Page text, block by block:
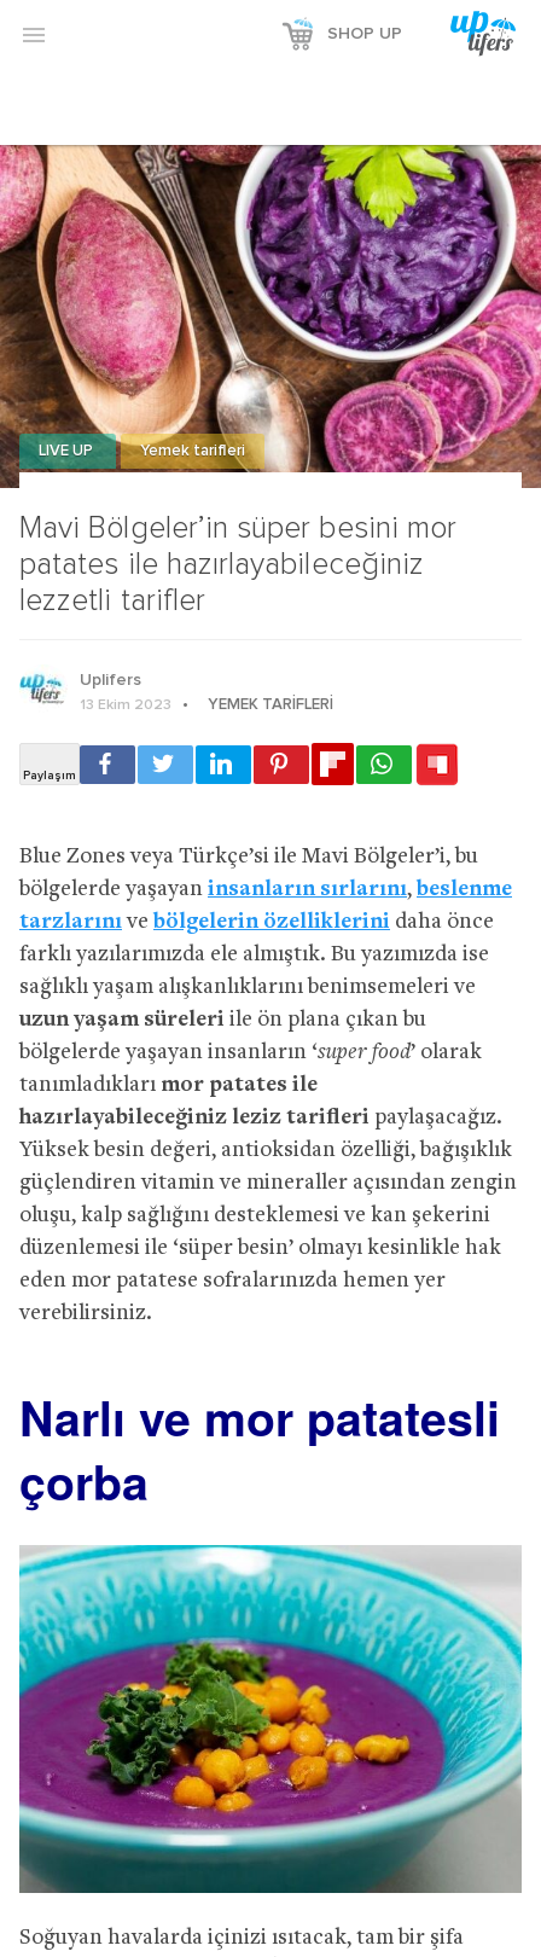
 SHOP UP
Mavi Bölgeler’in süper besini mor
patates ile hazırlayabileceğiniz
lezzetli tarifler
LIVE UP Yemek tarifleri
Uplifers
13 Ekim 2023 YEMEK TARIFLERI
Blue Zones veya Türkçe’si ile Mavi Bölgeler’i, bu
bölgelerde yaşayan insanların sırlarını, beslenme
tarzlarınıve bölgelerin özelliklerini daha önce
farklı yazılarımızda ele almıştık. Bu yazımızda ise
sağlıklı yaşam alışkanlıklarını benimsemeleri ve
uzun yaşam süreleri ile ön plana çıkan bu
bölgelerde yaşayan insanların ‘super food’ olarak
tanımladıkları mor patates ile
hazırlayabileceğiniz leziz tarifleri paylaşacağız.
Yüksek besin değeri, antioksidan özelliği, bağışıklık
güçlendiren vitamin ve mineraller açısından zengin
oluşu, kalp sağlığını desteklemesi ve kan şekerini
düzenlemesi ile ‘süper besin’ olmayı kesinlikle hak
eden mor patatese sofralarınızda hemen yer
verebilirsiniz.
Narlı ve mor patatesli
çorba
Soğuyan havalarda içinizi ısıtacak, tam bir şifa